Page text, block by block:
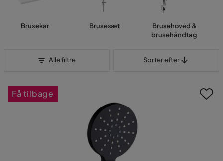
Brusekar Brusesæt
Brusehoved &
brusehåndtag
Alle filtre Sorter efter
Få tilbage